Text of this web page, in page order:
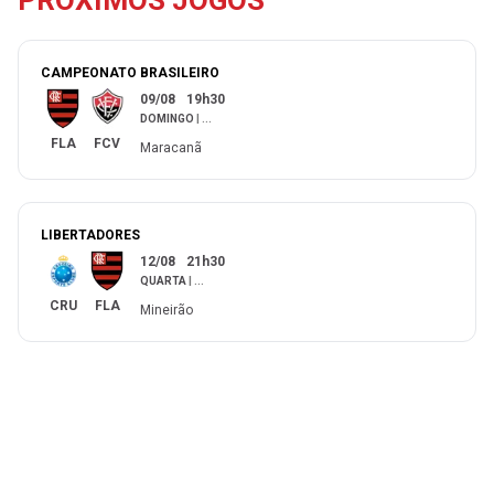
CAMPEONATO BRASILEIRO
FLA FCV
09/08 19h30
DOMINGO
Maracanã
LIBERTADORES
CRU FLA
12/08 21h30
QUARTA
Mineirão